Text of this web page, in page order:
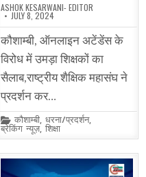
ASHOK KESARWANI- EDITOR
JULY 8, 2024
कौशाम्बी, ऑनलाइन अटेंडेंस के
विरोध में उमड़ा शिक्षकों का
सैलाब,राष्ट्रीय शैक्षिक महासंघ ने
प्रदर्शन कर…
Posted
in
कौशाम्बी,धरना/प्रदर्शन,
ब्रेकिंग न्यूज़,शिक्षा